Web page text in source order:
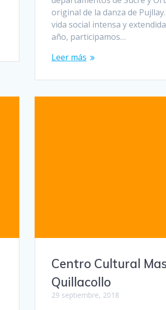
original de la danza de
vida social intensa y
año, participamos…
Leer más
Centro Cultural
Quillacollo
29 septiembre, 2018